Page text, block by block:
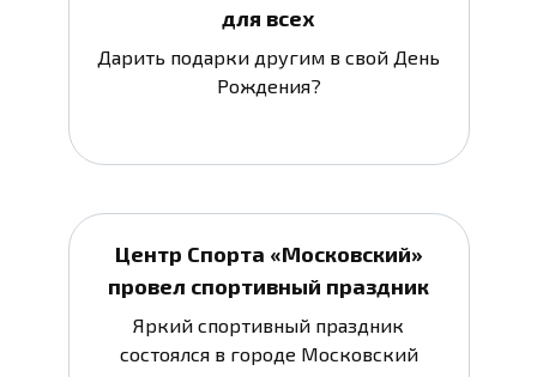
для всех
Дарить подарки другим в свой День
Рождения?
Центр Спорта «Московский»
провел спортивный праздник
Яркий спортивный праздник
состоялся в городе Московский